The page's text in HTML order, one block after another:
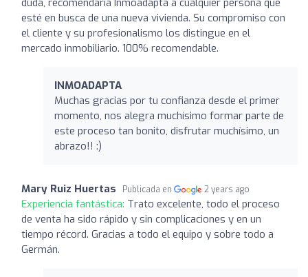
esté en busca de una nueva vivienda. Su compromiso con
el cliente y su profesionalismo los distingue en el
mercado inmobiliario. 100% recomendable.
INMOADAPTA
Muchas gracias por tu confianza desde el primer
momento, nos alegra muchísimo formar parte de
este proceso tan bonito, disfrutar muchísimo, un
abrazo!! :)
Mary Ruiz Huertas Publicada en 2 years ago
Experiencia fantástica: Trato excelente, todo el proceso
de venta ha sido rápido y sin complicaciones y en un
tiempo récord. Gracias a todo el equipo y sobre todo a
Germán.